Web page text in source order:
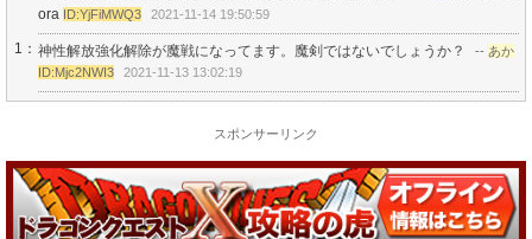
ora ID:YjFiMWQ3 2021-11-14 19:50:59
1： 神性解放強化解除が魔戦になってます。魔剣ではないでしょうか？ -- あか
ID:Mjc2NWI3
2021-11-13 13:02:19
スポンサーリンク